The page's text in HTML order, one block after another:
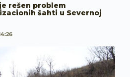
rešen problem
šahti u Severnoj